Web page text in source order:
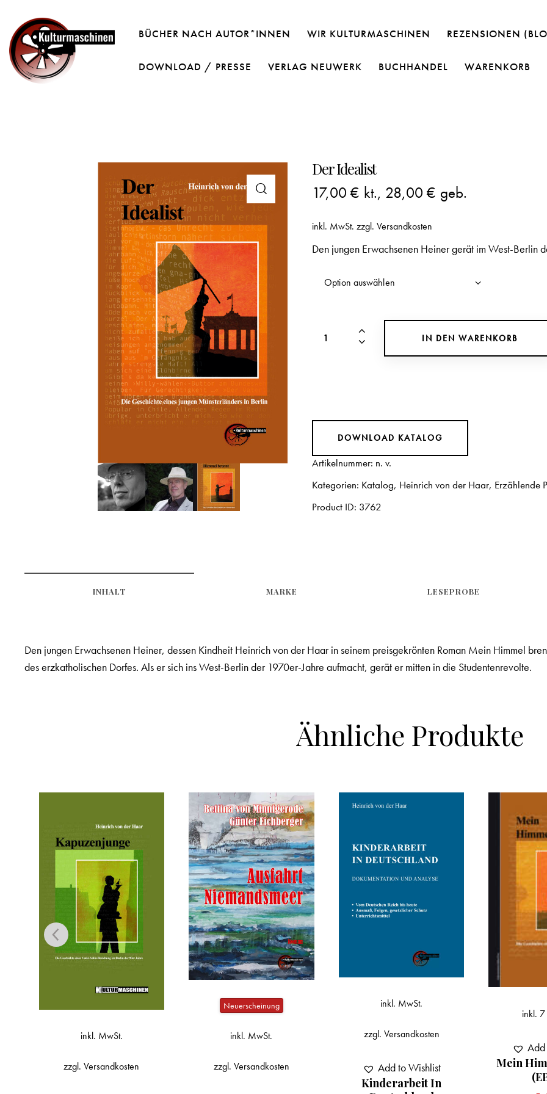
BÜCHER NACH AUTOR*INNEN WIR KULTURMASCHINEN REZENSIONEN
DOWNLOAD / PRESSE VERLAG NEUWERK BUCHHANDEL WARENKORB
Der Idealist
17,00€ kt., 28,00€ geb.
inkl. MwSt. zzgl.Versandkosten
Den jungen Erwachsenen Heiner gerät im West-Berlin
IN DEN WARENKORB
DOWNLOAD KATALOG
Artikelnummer: n. v.
Kategorien: Katalog, Heinrich von der Haar, Erzählende
Product ID: 3762
INHALT MARKE LESEPROBE
Den jungen Erwachsenen Heiner, dessen Kindheit Heinrich von der Haar in seinem preisgekrönten Roman Mein Himmel
des erzkatholischen Dorfes. Als er sich ins West-Berlin der 1970er-Jahre aufmacht, gerät er mitten in die Studentenrevolte.
Ähnliche Produkte
inkl. MwSt.
zzgl.Versandkosten
inkl. MwSt.
zzgl.Versandkosten
Add to Wishlist
Mein Himmel Brennt
(eBook)